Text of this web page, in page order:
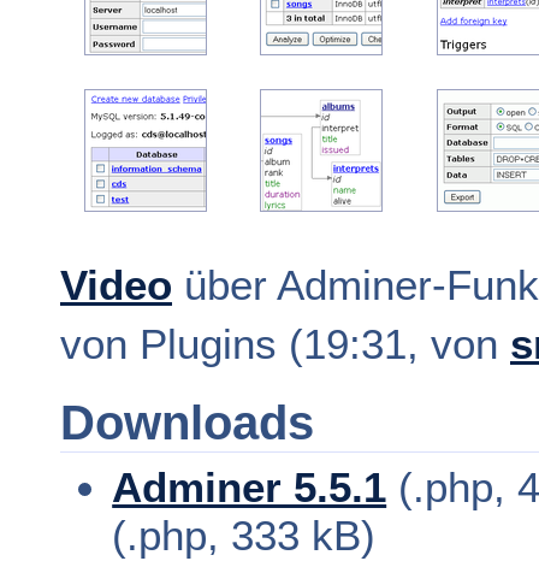
Video über Adminer-
von Plugins (19:31, von
Downloads
Adminer 5.5.1 (.php,
(.php, 333 kB)